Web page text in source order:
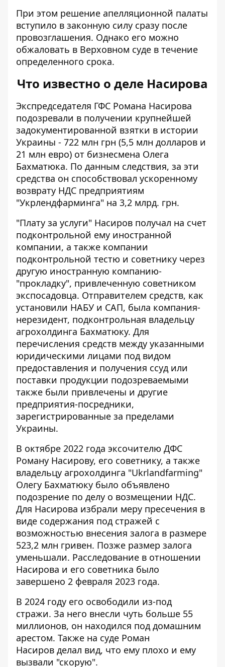
При этом решение апелляционной палаты
вступило в законную силу сразу после
провозглашения. Однако его можно
обжаловать в Верховном суде в течение
определенного срока.
Что известно о деле Насирова
Экспредседателя ГФС Романа Насирова
подозревали в получении крупнейшей
задокументированной взятки в истории
Украины - 722 млн грн (5,5 млн долларов и
21 млн евро) от бизнесмена Олега
Бахматюка. По данным следствия, за эти
средства он способствовал ускоренному
возврату НДС предприятиям
"Укрлендфарминга" на 3,2 млрд. грн.
"Плату за услуги" Насиров получал на счет
подконтрольной ему иностранной
компании, а также компании
подконтрольной тестю и советнику через
другую иностранную компанию-
"прокладку", привлеченную советником
экспосадовца. Отправителем средств, как
установили НАБУ и САП, была компания-
нерезидент, подконтрольная владельцу
агрохолдинга Бахматюку. Для
перечисления средств между указанными
юридическими лицами под видом
предоставления и получения ссуд или
поставки продукции подозреваемыми
также были привлечены и другие
предприятия-посредники,
зарегистрированные за пределами
Украины.
В октябре 2022 года эксочителю ДФС
Роману Насирову, его советнику, а также
владельцу агрохолдинга "Ukrlandfarming"
Олегу Бахматюку было объявлено
подозрение по делу о возмещении НДС.
Для Насирова избрали меру пресечения в
виде содержания под стражей с
возможностью внесения залога в размере
523,2 млн гривен. Позже размер залога
уменьшали. Расследование в отношении
Насирова и его советника было
завершено 2 февраля 2023 года.
В 2024 году его освободили из-под
стражи. За него внесли чуть больше 55
миллионов, он находился под домашним
арестом. Также на суде Роман
Насиров делал вид, что ему плохо и ему
вызвали "скорую".